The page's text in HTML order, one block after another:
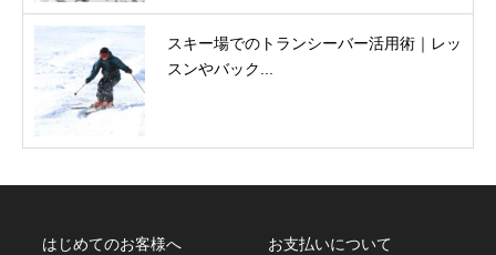
スキー場でのトランシーバー活用術｜レッ
スンやバック...
はじめてのお客様へ
お支払いについて